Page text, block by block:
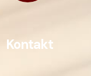
Kontakt